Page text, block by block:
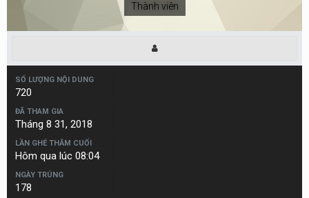
Thành viên
SỐ LƯỢNG NỘI DUNG
720
ĐÃ THAM GIA
Tháng 8 31, 2018
LẦN GHÉ THĂM CUỐI
Hôm qua lúc 08:04
NGÀY TRÚNG
178